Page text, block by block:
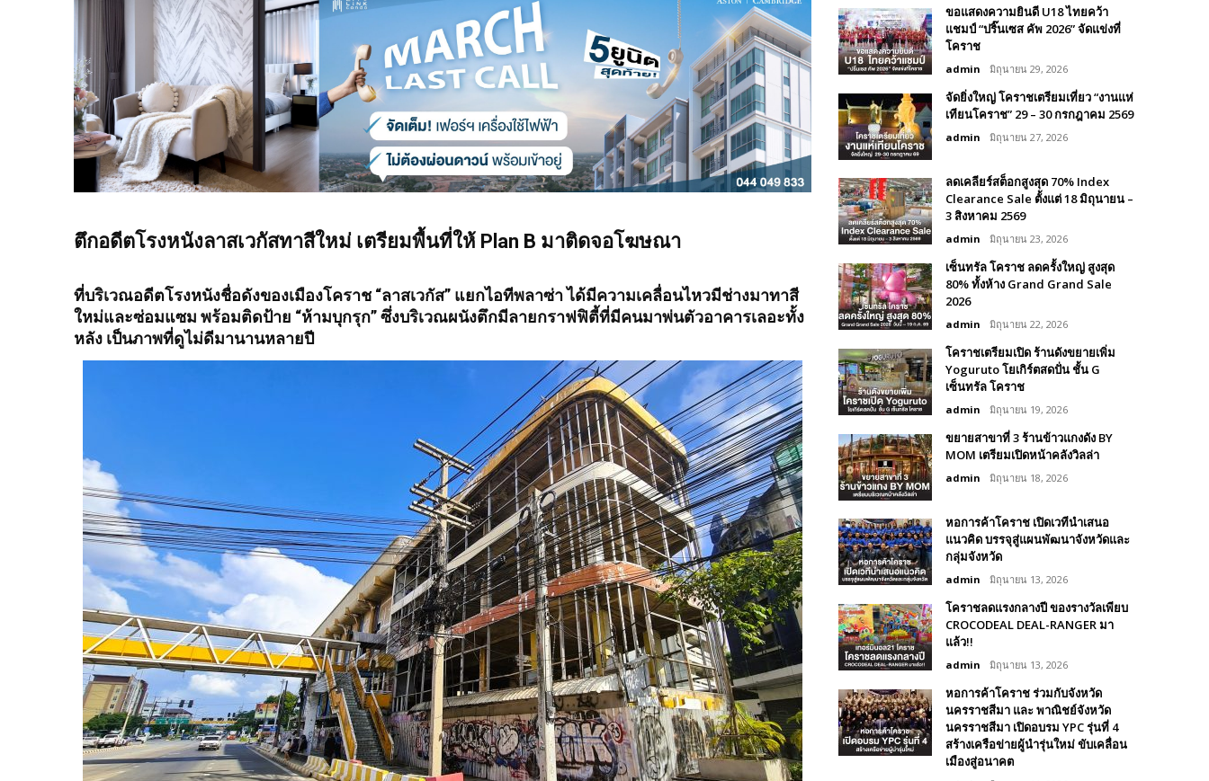
ตึกอดีตโรงหนังลาสเวกัสทาสีใหม่ เตรียมพื้นที่ให้ Plan B มาติดจอโฆษณา
ที่บริเวณอดีตโรงหนังชื่อดังของเมืองโคราช “ลาสเวกัส” แยกไอทีพลาซ่า ได้มีความเคลื่อนไหวมีช่างมาทาสี
ใหม่และซ่อมแซม พร้อมติดป้าย “ห้ามบุกรุก” ซึ่งบริเวณผนังตึกมีลายกราฟฟิตี้ที่มีคนมาพ่นตัวอาคารเลอะทั้ง
หลัง เป็นภาพที่ดูไม่ดีมานานหลายปี
ขอแสดงความยินดี U18 ไทยคว้า
แชมป์ “ปริ๊นเซส คัพ 2026” จัดแข่งที่
โคราช
admin มิถุนายน 29, 2026
จัดยิ่งใหญ่ โคราชเตรียมเที่ยว “งานแห่
เทียนโคราช” 29 – 30 กรกฎาคม 2569
admin มิถุนายน 27, 2026
ลดเคลียร์สต็อกสูงสุด 70% Index
Clearance Sale ตั้งแต่ 18 มิถุนายน –
3 สิงหาคม 2569
admin มิถุนายน 23, 2026
เซ็นทรัล โคราช ลดครั้งใหญ่ สูงสุด
80% ทั้งห้าง Grand Grand Sale
2026
admin มิถุนายน 22, 2026
โคราชเตรียมเปิด ร้านดังขยายเพิ่ม
Yoguruto โยเกิร์ตสดปั่น ชั้น G
เซ็นทรัล โคราช
admin มิถุนายน 19, 2026
ขยายสาขาที่ 3 ร้านข้าวแกงดัง BY
MOM เตรียมเปิดหน้าคลังวิลล่า
admin มิถุนายน 18, 2026
หอการค้าโคราช เปิดเวทีนำเสนอ
แนวคิด บรรจุสู่แผนพัฒนาจังหวัดและ
กลุ่มจังหวัด
admin มิถุนายน 13, 2026
โคราชลดแรงกลางปี ของรางวัลเพียบ
CROCODEAL DEAL-RANGER มา
แล้ว!!
admin มิถุนายน 13, 2026
หอการค้าโคราช ร่วมกับจังหวัด
นครราชสีมา และ พาณิชย์จังหวัด
นครราชสีมา เปิดอบรม YPC รุ่นที่ 4
สร้างเครือข่ายผู้นำรุ่นใหม่ ขับเคลื่อน
เมืองสู่อนาคต